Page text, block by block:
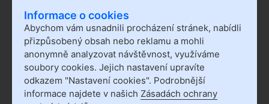
Přihlásit do Sofa
Kontakt
Události
Nastavení cookies
Blog
Linkedin
Informace o cookies
Abychom vám usnadnili procházení stránek, nabídli
přizpůsobený obsah nebo reklamu a mohli
anonymně analyzovat návštěvnost, využíváme
soubory cookies. Jejich nastavení upravíte
odkazem "Nastavení cookies". Podrobnější
informace najdete v našich Zásadách ochrany